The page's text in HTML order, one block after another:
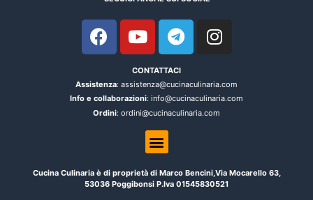
CONTATTACI
Assistenza: assistenza@cucinaculinaria.com
Info e collaborazioni: info@cucinaculinaria.com
Ordini: ordini@cucinaculinaria.com
Cucina Culinaria è di proprietà di Marco Bencini,Via Mocarello 63,
53036 Poggibonsi P.Iva 01545830521